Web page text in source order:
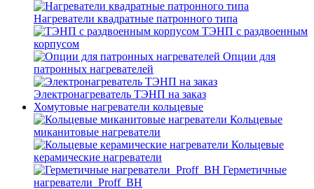
Нагреватели квадратные патронного типа
ТЭНП с раздвоенным
корпусом
Опции для
патронных нагревателей
Электронагреватель ТЭНП на заказ
Хомутовые нагреватели кольцевые
Кольцевые
миканитовые нагреватели
Кольцевые
керамические нагреватели
Герметичные
нагреватели_Proff_BH